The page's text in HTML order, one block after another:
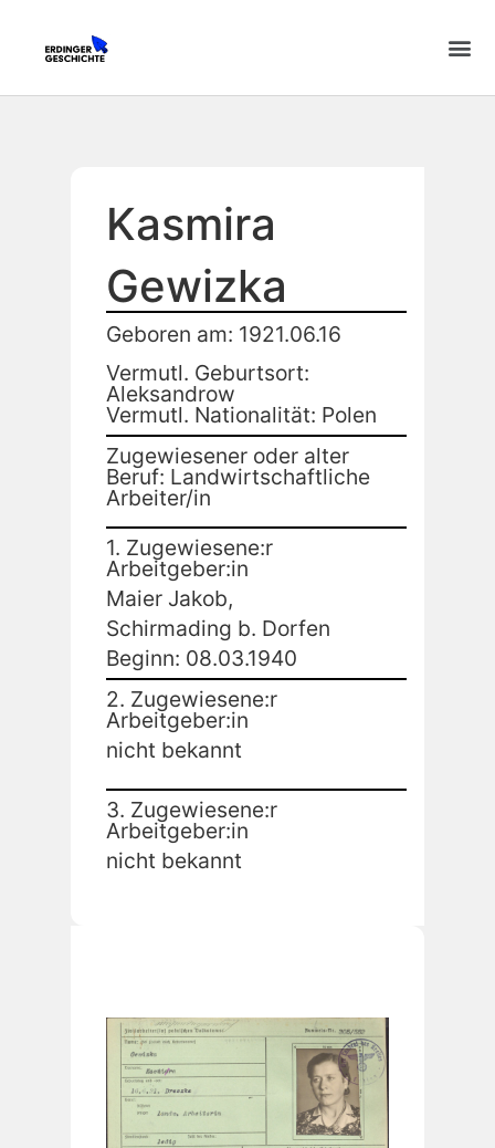
Kasmira
Gewizka
Geboren am: 1921.06.16
Vermutl. Geburtsort:
Aleksandrow
Vermutl. Nationalität: Polen
Zugewiesener oder alter
Beruf: Landwirtschaftliche
Arbeiter/in
1. Zugewiesene:r
Arbeitgeber:in
Maier Jakob,
Schirmading b. Dorfen
Beginn: 08.03.1940
2. Zugewiesene:r
Arbeitgeber:in
nicht bekannt
3. Zugewiesene:r
Arbeitgeber:in
nicht bekannt